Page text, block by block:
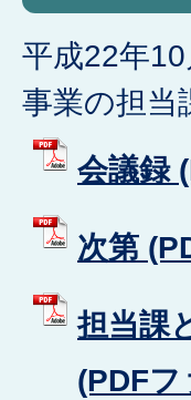
平成22年
事業の担当
会議録
次第
担当課
(PDF